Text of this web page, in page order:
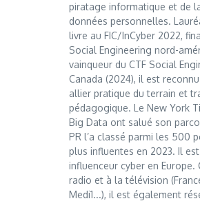
piratage informatique et de
données personnelles.
livre au FIC/InCyber 2022,
Social Engineering nord-
vainqueur du CTF Social
Canada (2024), il est
allier pratique du terrain et
pédagogique. Le New York
Big Data ont salué son
PR l’a classé parmi les 500
plus influentes en 2023. Il est
influenceur cyber en Europe.
radio et à la télévision
Medi1...), il est également